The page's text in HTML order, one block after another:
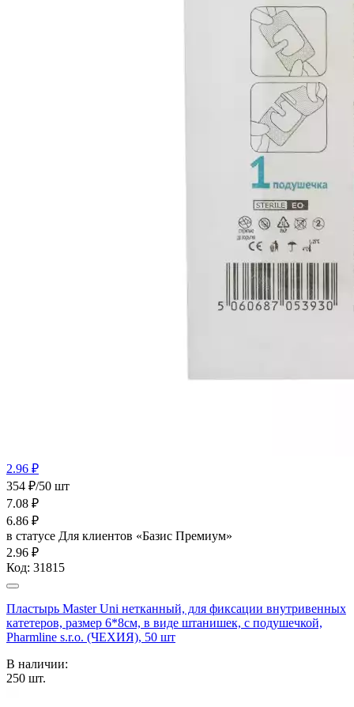
2.96 ₽
354 ₽/50 шт
7.08 ₽
6.86 ₽
в статусе Для клиентов «Базис Премиум»
2.96 ₽
Код: 31815
Пластырь Master Uni нетканный, для фиксации внутривенных
катетеров, размер 6*8см, в виде штанишек, с подушечкой,
Pharmline s.r.o. (ЧЕХИЯ), 50 шт
В наличии:
250 шт.